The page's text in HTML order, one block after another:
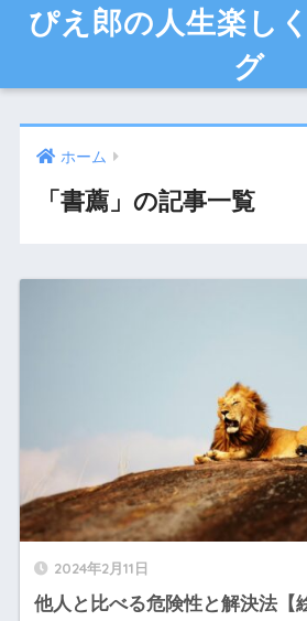
ぴえ郎の人生楽し
グ
ホーム
「書薦」の記事一覧
2024年2月11日
他人と比べる危険性と解決法【